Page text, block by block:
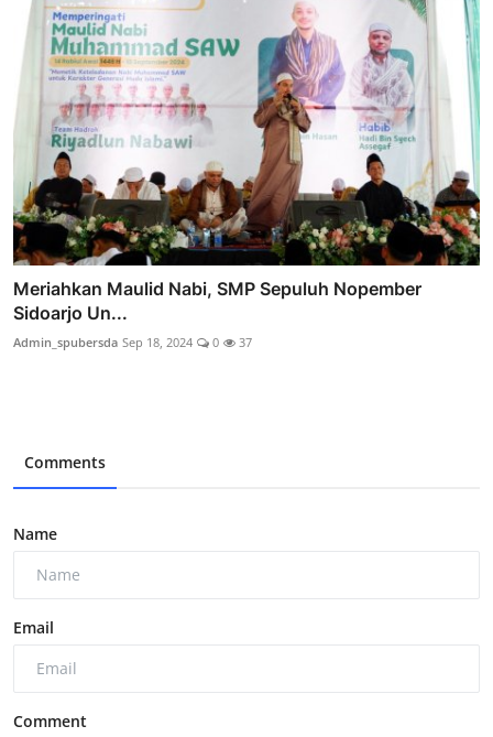
Meriahkan Maulid Nabi, SMP Sepuluh Nopember
Sidoarjo Un...
Admin_spubersda Sep 18, 2024 0 37
Comments
Name
Email
Comment